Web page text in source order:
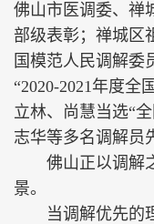
佛山市医调委、禅
部级表彰；禅城区
国模范人民调解委
“2020-2021年度全
立林、尚慧当选“
志华等多名调解员
佛山正以调解之
景。
当调解优先的理